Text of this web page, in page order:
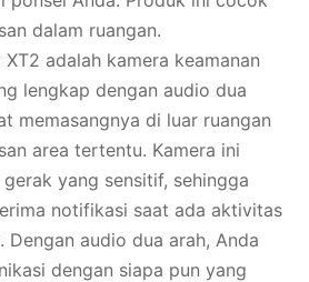
dalam ruangan.
XT2 adalah kamera keamanan
lengkap dengan audio dua
memasangnya di luar ruangan
area tertentu. Kamera ini
yang sensitif, sehingga
notifikasi saat ada aktivitas
Dengan audio dua arah, Anda
dengan siapa pun yang